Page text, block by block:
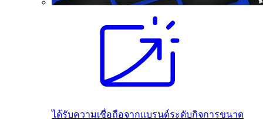
ได้รับความเชื่อถือจากแบรนด์ระดับกิจการขนาด